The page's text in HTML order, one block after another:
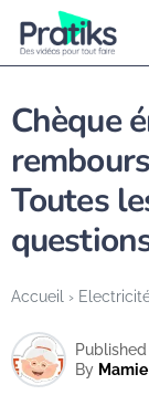
Accueil ›
Chèque
Toutes
By